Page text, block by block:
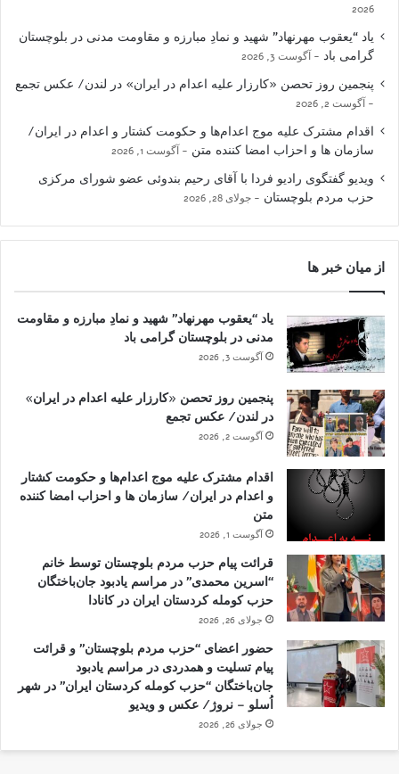
2026
یاد “یعقوب مهرنهاد” شهید و نمادِ مبارزه و مقاومت مدنی در بلوچستان
گرامی باد
آگوست 3, 2026
پنجمین روز تحصن «کارزار علیه اعدام در ایران» در لندن/ عکس تجمع
آگوست 2, 2026
اقدام مشترک علیه موج اعدام‌ها و حکومت کشتار و اعدام در ایران/
سازمان ها و احزاب امضا کننده متن
آگوست 1, 2026
ویدیو گفتگوی رادیو فردا با آقای رحیم بندوئی عضو شورای مرکزی
حزب مردم بلوچستان
جولای 28, 2026
از میان خبر ها
یاد “یعقوب مهرنهاد” شهید و نمادِ مبارزه و مقاومت
مدنی در بلوچستان گرامی باد
آگوست 3, 2026
پنجمین روز تحصن «کارزار علیه اعدام در ایران»
در لندن/ عکس تجمع
آگوست 2, 2026
اقدام مشترک علیه موج اعدام‌ها و حکومت کشتار
و اعدام در ایران/ سازمان ها و احزاب امضا کننده
متن
آگوست 1, 2026
قرائت پیام حزب مردم بلوچستان توسط خانم
“اسرین محمدی” در مراسم یادبود جان‌باختگان
حزب کومله کردستان ایران در کانادا
جولای 26, 2026
حضور اعضای “حزب مردم بلوچستان” و قرائت
پیام تسلیت و همدردی در مراسم یادبود
جان‌باختگان “حزب کومله کردستان ایران” در شهر
اُسلو – نروژ/ عکس و ویدیو
جولای 26, 2026